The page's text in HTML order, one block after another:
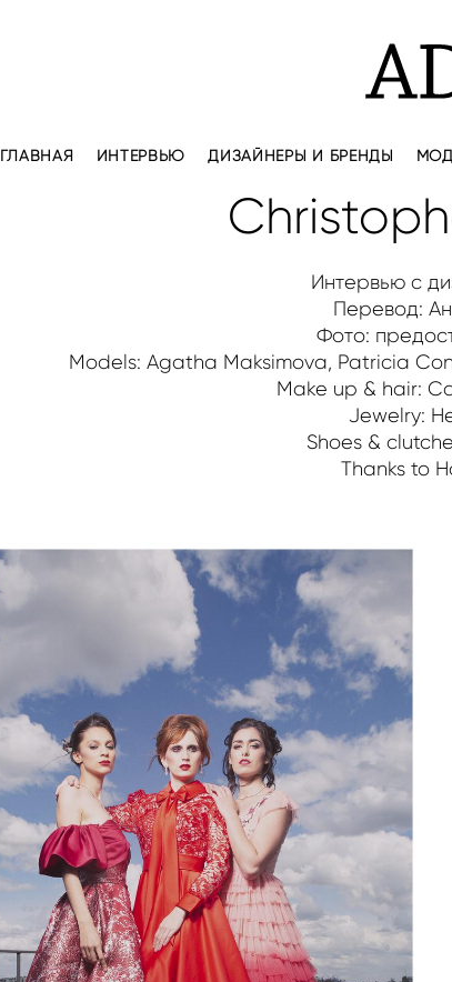
ГЛАВНАЯ ИНТЕРВЬЮ ДИЗАЙНЕРЫ И БРЕНДЫ
Интервью с
Перевод:
Фото:
Models: Agatha Maksimova, Patricia
Make up & hair:
Jewelry:
Shoes &
Thanks to